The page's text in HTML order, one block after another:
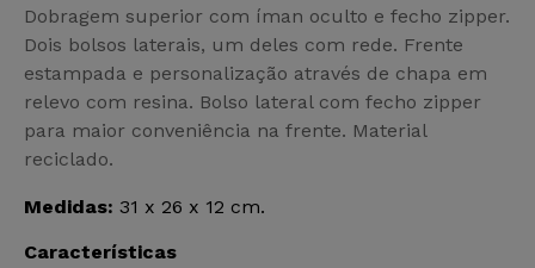
Dobragem superior com íman oculto e fecho zipper.
Dois bolsos laterais, um deles com rede. Frente
estampada e personalização através de chapa em
relevo com resina. Bolso lateral com fecho zipper
para maior conveniência na frente. Material
reciclado.
Medidas: 31 x 26 x 12 cm.
Características